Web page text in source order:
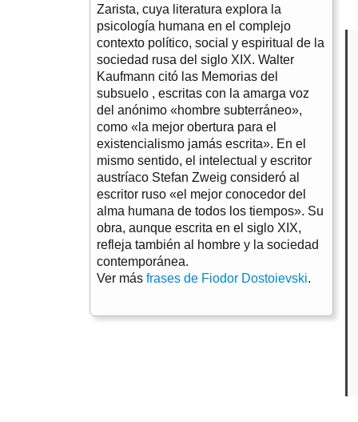
Zarista, cuya literatura explora la
psicología humana en el complejo
contexto político, social y espiritual de la
sociedad rusa del siglo XIX. Walter
Kaufmann citó las Memorias del
subsuelo , escritas con la amarga voz
del anónimo «hombre subterráneo»,
como «la mejor obertura para el
existencialismo jamás escrita». En el
mismo sentido, el intelectual y escritor
austríaco Stefan Zweig consideró al
escritor ruso «el mejor conocedor del
alma humana de todos los tiempos». Su
obra, aunque escrita en el siglo XIX,
refleja también al hombre y la sociedad
contemporánea.
Ver más frases de Fiodor Dostoievski.